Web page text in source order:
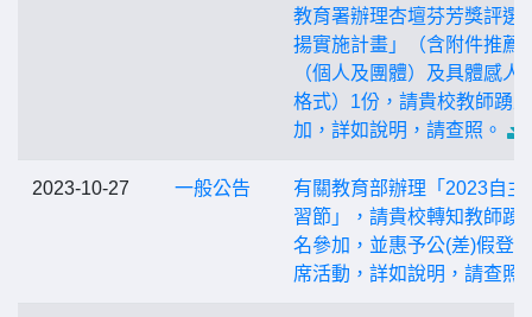
教育署辦理杏壇芬芳獎評選
揚實施計畫」（含附件推薦
（個人及團體）及具體感人
格式）1份，請貴校教師踴
加，詳如說明，請查照。
2023-10-27 一般公告
有關教育部辦理「2023自主
習節」，請貴校轉知教師踴
名參加，並惠予公(差)假登
席活動，詳如說明，請查照